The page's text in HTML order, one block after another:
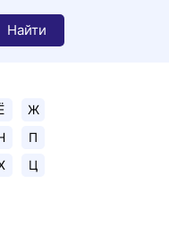
Найти
Ж
П
Ц